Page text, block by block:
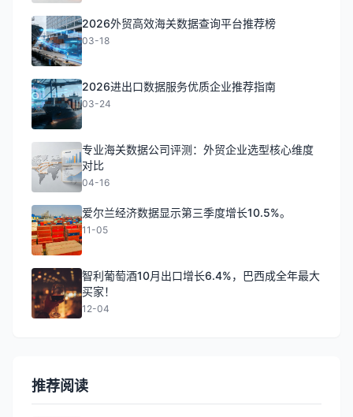
2026外贸高效海关数据查询平台推荐榜
03-18
2026进出口数据服务优质企业推荐指南
03-24
专业海关数据公司评测：外贸企业选型核心维度
对比
04-16
爱尔兰经济数据显示第三季度增长10.5%。
11-05
智利葡萄酒10月出口增长6.4%，巴西成全年最大
买家！
12-04
推荐阅读